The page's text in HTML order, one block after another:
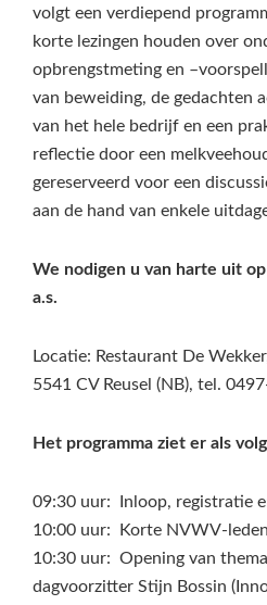
volgt een verdiepend
korte lezingen houden over
opbrengstmeting en
van beweiding, de gedachten
van het hele bedrijf en een
reflectie door een
gereserveerd voor een
aan de hand van enkele
We nodigen u van harte uit
a.s.
Locatie: Restaurant De
5541 CV Reusel (NB), tel.
Het programma ziet er als
0​9:30 uur: Inloop, registratie
​10:00 uur: Korte NVWV-
10:30 uur: Opening van
dagvoorzitter Stijn Bossin